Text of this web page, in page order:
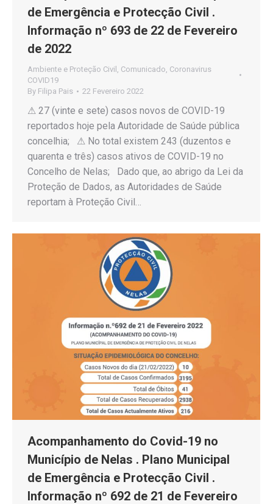
de Emergência e Protecção Civil .
Informação nº 693 de 22 de Fevereiro
de 2022
Ambiente e Proteção Civil Comunicado Coronavirus
COVID19
By Filipa Pais 22 Fevereiro 2022
⚠ 27 (vinte e sete) casos novos de COVID-19
reportados hoje pela Autoridade de Saúde pública
concelhia; ⚠ No total existem 243 (duzentos e
quarenta e três) casos ativos de COVID-19 no
Concelho de Nelas; Dado que, ao abrigo da Lei da
Proteção de Dados, as Autoridades de Saúde
reportam à Proteção Civil…
Acompanhamento do Covid-19 no
Município de Nelas . Plano Municipal
de Emergência e Protecção Civil .
Informação nº 692 de 21 de Fevereiro